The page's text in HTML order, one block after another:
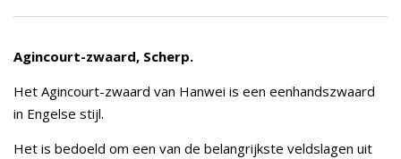
Agincourt-zwaard, Scherp.
Het Agincourt-zwaard van Hanwei is een eenhandszwaard
in Engelse stijl.
Het is bedoeld om een van de belangrijkste veldslagen uit